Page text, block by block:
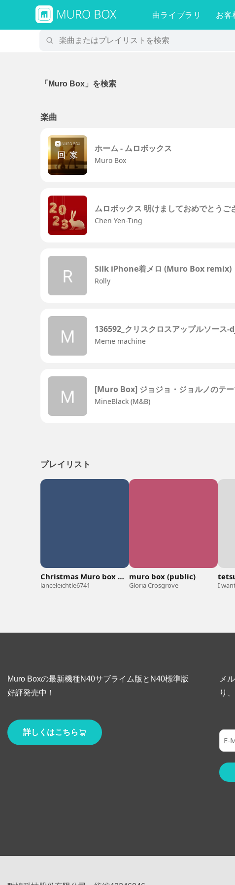
曲ライブラリ お客
「Muro Box」を検索
楽曲
ホーム - ムロボックス
Muro Box
ムロボックス 明けましておめでとうご
Chen Yen-Ting
Silk iPhone着メロ (Muro Box remix)
Rolly
136592_クリスクロスアップルソー
Meme machine
[Muro Box] ジョジョ・ジョルノのテ
MineBlack (M&B)
プレイリスト
Christmas Muro box music box
lanceleichtle6741
muro box (public)
Gloria Crosgrove I
Muro Boxの最新機種N40サブライム版とN40標準版
好評発売中！
詳しくはこちら
メ
り